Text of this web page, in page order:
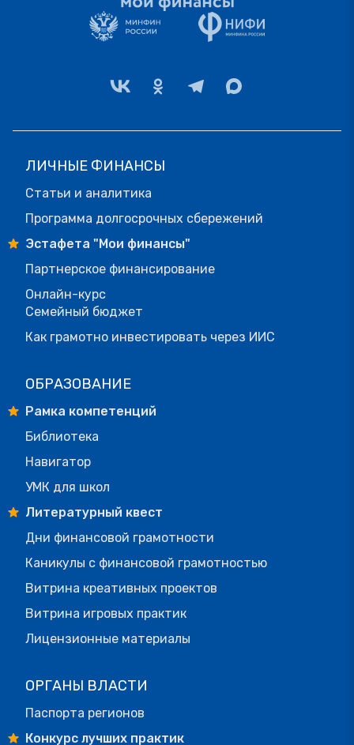
ЛИЧНЫЕ ФИНАНСЫ
Статьи и аналитика
Программа долгосрочных сбережений
Эстафета "Мои финансы"
Партнерское финансирование
Онлайн-курс
Семейный бюджет
Как грамотно инвестировать через ИИС
ОБРАЗОВАНИЕ
Рамка компетенций
Библиотека
Навигатор
УМК для школ
Литературный квест
Дни финансовой грамотности
Каникулы с финансовой грамотностью
Витрина креативных проектов
Витрина игровых практик
Лицензионные материалы
ОРГАНЫ ВЛАСТИ
Паспорта регионов
Конкурс лучших практик